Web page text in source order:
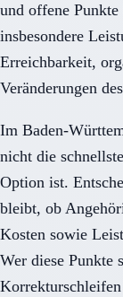
und offene Punkte
insbesondere
Erreichbarkeit,
Veränderungen
Im Baden-
nicht die
Option ist.
bleibt, ob
Kosten sowie
Wer diese Punkte